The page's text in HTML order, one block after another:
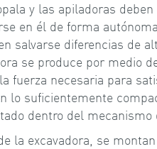
y las apiladoras
en él de forma
salvarse diferencias de
se produce por medio
fuerza necesaria para
lo suficientemente
dentro del mecanismo
la excavadora, se